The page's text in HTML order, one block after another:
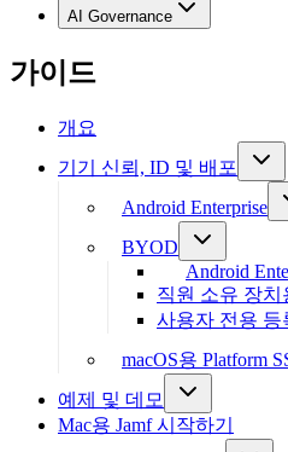
AI Governance
가이드
개요
기기 신뢰, ID 및 배포
Android Enterprise
BYOD
Android
직원 소유 장치
사용자 전용 등
macOS용 Platform
예제 및 데모
Mac용 Jamf 시작하기